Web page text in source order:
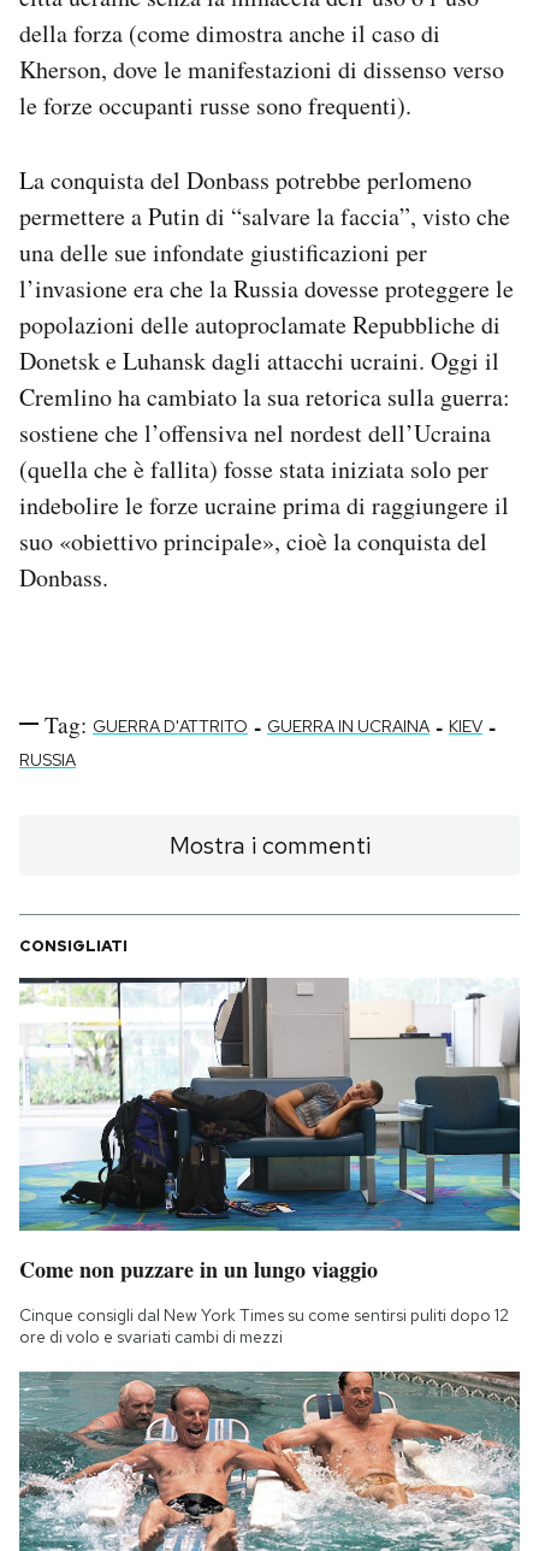
della forza (come dimostra anche il caso di
Kherson, dove le manifestazioni di dissenso verso
le forze occupanti russe sono frequenti).
La conquista del Donbass potrebbe perlomeno
permettere a Putin di “salvare la faccia”, visto che
una delle sue infondate giustificazioni per
l’invasione era che la Russia dovesse proteggere le
popolazioni delle autoproclamate Repubbliche di
Donetsk e Luhansk dagli attacchi ucraini. Oggi il
Cremlino ha cambiato la sua retorica sulla guerra:
sostiene che l’offensiva nel nordest dell’Ucraina
(quella che è fallita) fosse stata iniziata solo per
indebolire le forze ucraine prima di raggiungere il
suo «obiettivo principale», cioè la conquista del
Donbass.
Tag: GUERRA D'ATTRITO - GUERRA IN UCRAINA - KIEV -
RUSSIA
Mostra i commenti
CONSIGLIATI
Come non puzzare in un lungo viaggio
Cinque consigli dal New York Times su come sentirsi puliti dopo 12
ore di volo e svariati cambi di mezzi